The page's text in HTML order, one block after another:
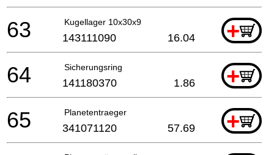
Kugellager 10x30x9 +
63 143111090 16.04
Sicherungsring +
64 141180370 1.86
Planetentraeger +
65 341071120 57.69